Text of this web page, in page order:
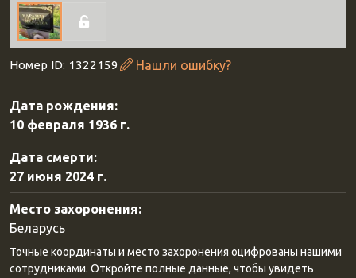
Номер ID: 1322159 Нашли ошибку?
Дата рождения:
10 февраля 1936 г.
Дата смерти:
27 июня 2024 г.
Место захоронения:
Беларусь
Точные координаты и место захоронения оцифрованы нашими
сотрудниками. Откройте полные данные, чтобы увидеть